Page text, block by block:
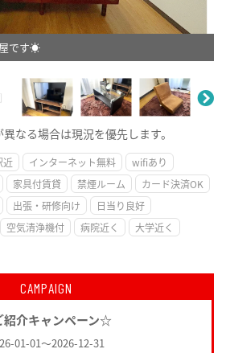
です☀
なる場合は現況を優先します。
近 インターネット無料
wifiあり
家具付賃貸 禁煙ルーム
カード決済OK
出張・研修向け
日当り良好
空気清浄機付 病院近く
大学近く
CAMPAIGN
介キャンペーン☆
01-01～2026-12-31